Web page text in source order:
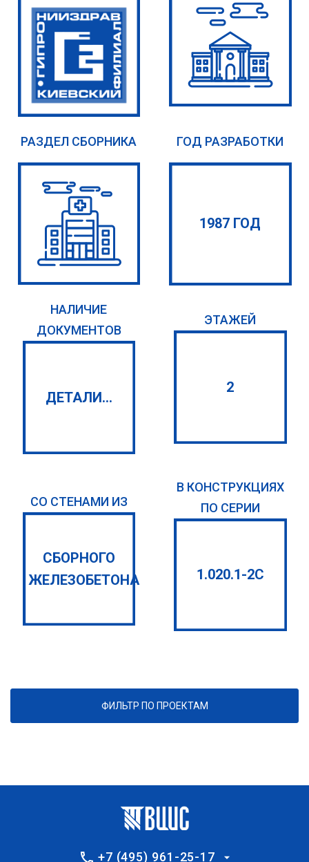
РАЗДЕЛ СБОРНИКА ГОД РАЗРАБОТКИ
1987 ГОД
НАЛИЧИЕ
ДОКУМЕНТОВ
ДЕТАЛИ...
ЭТАЖЕЙ
2
СО СТЕНАМИ ИЗ
СБОРНОГО
ЖЕЛЕЗОБЕТОНА
В КОНСТРУКЦИЯХ
ПО СЕРИИ
1.020.1-2С
ФИЛЬТР ПО ПРОЕКТАМ
+7 (495) 961-25-17